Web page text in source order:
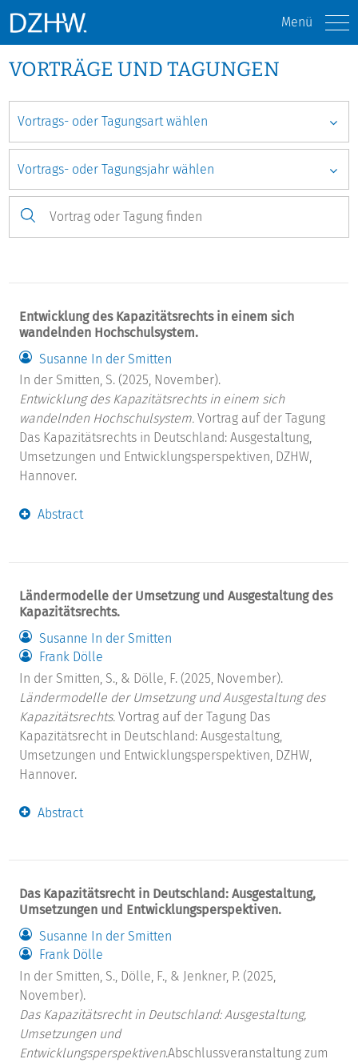
Menü
VORTRÄGE UND TAGUNGEN
Entwicklung des Kapazitätsrechts in einem sich
wandelnden Hochschulsystem.
Susanne In der Smitten
In der Smitten, S. (2025, November).
Entwicklung des Kapazitätsrechts in einem sich
wandelnden Hochschulsystem. Vortrag auf der Tagung
Das Kapazitätsrechts in Deutschland: Ausgestaltung,
Umsetzungen und Entwicklungsperspektiven, DZHW,
Hannover.
Abstract
Ländermodelle der Umsetzung und Ausgestaltung des
Kapazitätsrechts.
Susanne In der Smitten
Frank Dölle
In der Smitten, S., & Dölle, F. (2025, November).
Ländermodelle der Umsetzung und Ausgestaltung des
Kapazitätsrechts. Vortrag auf der Tagung Das
Kapazitätsrecht in Deutschland: Ausgestaltung,
Umsetzungen und Entwicklungsperspektiven, DZHW,
Hannover.
Abstract
Das Kapazitätsrecht in Deutschland: Ausgestaltung,
Umsetzungen und Entwicklungsperspektiven.
Susanne In der Smitten
Frank Dölle
In der Smitten, S., Dölle, F., & Jenkner, P. (2025,
November).
Das Kapazitätsrecht in Deutschland: Ausgestaltung,
Umsetzungen und
Entwicklungsperspektiven.Abschlussveranstaltung zum